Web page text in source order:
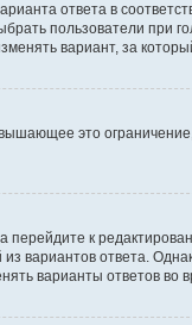
ответа в
пользователи при
вариант, за
это
перейдите к
вариантов ответа.
варианты ответов во